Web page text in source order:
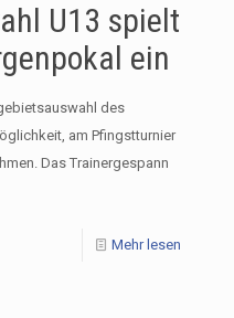
U13 spielt
ein
des
am Pfingstturnier
Das Trainergespann
Mehr lesen